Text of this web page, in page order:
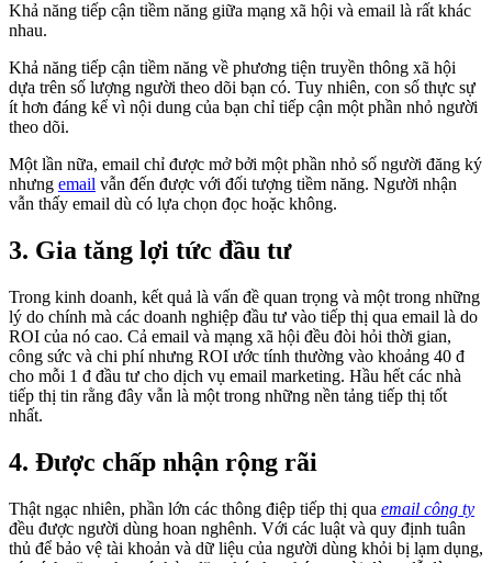
Khả năng tiếp cận tiềm năng giữa mạng xã hội và email là rất khác
nhau.
Khả năng tiếp cận tiềm năng về phương tiện truyền thông xã hội
dựa trên số lượng người theo dõi bạn có. Tuy nhiên, con số thực sự
ít hơn đáng kể vì nội dung của bạn chỉ tiếp cận một phần nhỏ người
theo dõi.
Một lần nữa, email chỉ được mở bởi một phần nhỏ số người đăng ký
nhưng email vẫn đến được với đối tượng tiềm năng. Người nhận
vẫn thấy email dù có lựa chọn đọc hoặc không.
3. Gia tăng lợi tức đầu tư
Trong kinh doanh, kết quả là vấn đề quan trọng và một trong những
lý do chính mà các doanh nghiệp đầu tư vào tiếp thị qua email là do
ROI của nó cao. Cả email và mạng xã hội đều đòi hỏi thời gian,
công sức và chi phí nhưng ROI ước tính thường vào khoảng 40 đ
cho mỗi 1 đ đầu tư cho dịch vụ email marketing. Hầu hết các nhà
tiếp thị tin rằng đây vẫn là một trong những nền tảng tiếp thị tốt
nhất.
4. Được chấp nhận rộng rãi
Thật ngạc nhiên, phần lớn các thông điệp tiếp thị qua email công ty
đều được người dùng hoan nghênh. Với các luật và quy định tuân
thủ để bảo vệ tài khoản và dữ liệu của người dùng khỏi bị lạm dụng,